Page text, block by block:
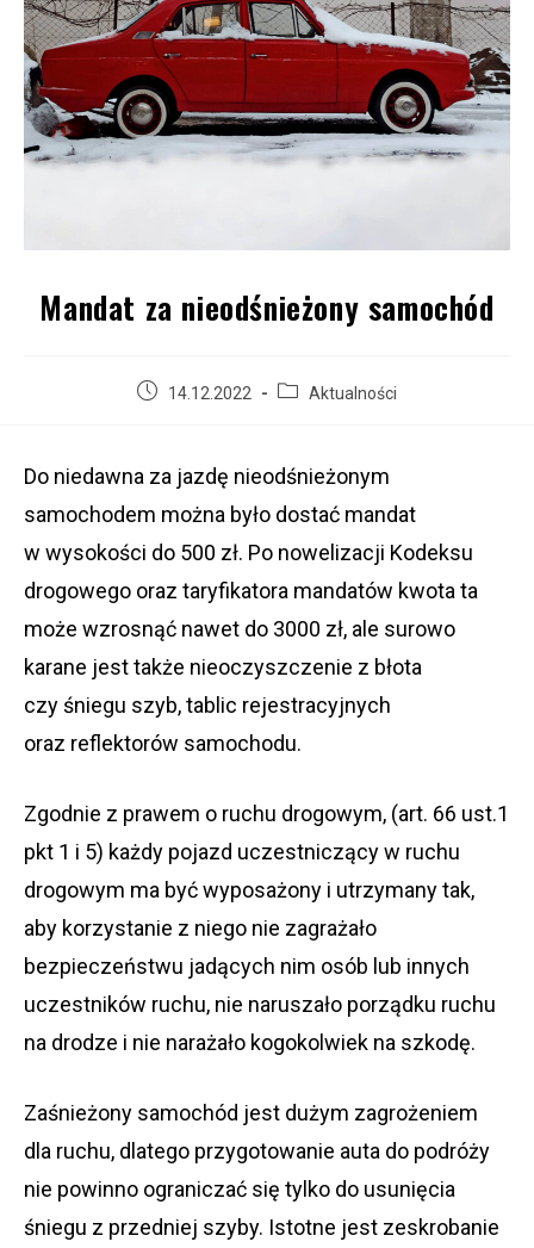
Mandat za nieodśnieżony samochód
14.12.2022 Aktualności
Do niedawna za jazdę nieodśnieżonym
samochodem można było dostać mandat
w wysokości do 500 zł. Po nowelizacji Kodeksu
drogowego oraz taryfikatora mandatów kwota ta
może wzrosnąć nawet do 3000 zł, ale surowo
karane jest także nieoczyszczenie z błota
czy śniegu szyb, tablic rejestracyjnych
oraz reflektorów samochodu.
Zgodnie z prawem o ruchu drogowym, (art. 66 ust.1
pkt 1 i 5) każdy pojazd uczestniczący w ruchu
drogowym ma być wyposażony i utrzymany tak,
aby korzystanie z niego nie zagrażało
bezpieczeństwu jadących nim osób lub innych
uczestników ruchu, nie naruszało porządku ruchu
na drodze i nie narażało kogokolwiek na szkodę.
Zaśnieżony samochód jest dużym zagrożeniem
dla ruchu, dlatego przygotowanie auta do podróży
nie powinno ograniczać się tylko do usunięcia
śniegu z przedniej szyby. Istotne jest zeskrobanie